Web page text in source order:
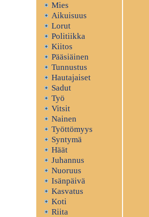
Mies
Aikuisuus
Lorut
Politiikka
Kiitos
Pääsiäinen
Tunnustus
Hautajaiset
Sadut
Työ
Vitsit
Nainen
Työttömyys
Syntymä
Häät
Juhannus
Nuoruus
Isänpäivä
Kasvatus
Koti
Riita